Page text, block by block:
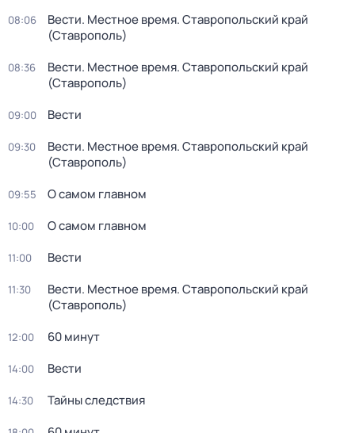
08:06
Вести. Местное время. Ставропольский край
(Ставрополь)
08:36
Вести. Местное время. Ставропольский край
(Ставрополь)
09:00 Вести
09:30
Вести. Местное время. Ставропольский край
(Ставрополь)
09:55 О самом главном
10:00 О самом главном
11:00 Вести
11:30
Вести. Местное время. Ставропольский край
(Ставрополь)
12:00 60 минут
14:00 Вести
14:30 Тайны следствия